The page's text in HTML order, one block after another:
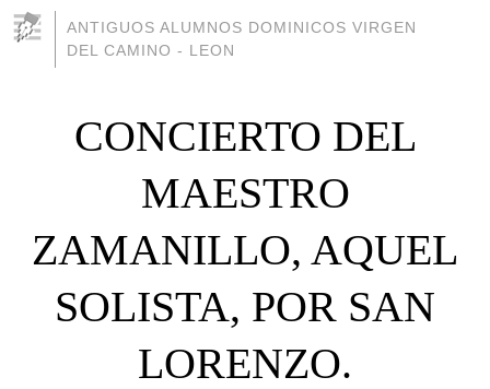
ANTIGUOS ALUMNOS DOMINICOS VIRGEN
DEL CAMINO - LEON
CONCIERTO DEL
MAESTRO
ZAMANILLO, AQUEL
SOLISTA, POR SAN
LORENZO.